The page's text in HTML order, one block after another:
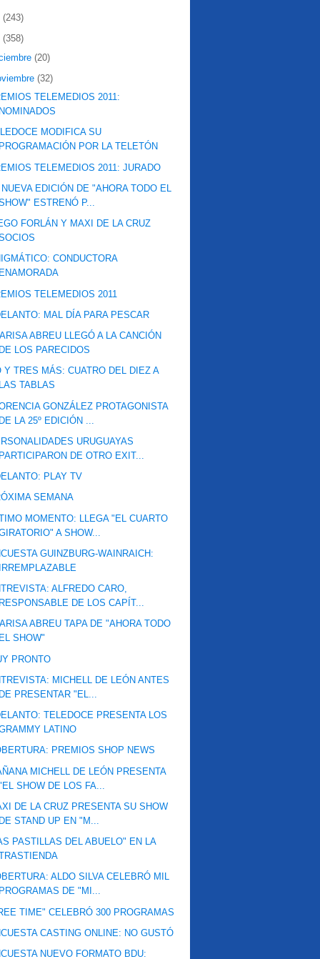
(243)
(358)
(20)
(32)
TELEMEDIOS 2011:
MODIFICA SU
POR LA TELETÓN
TELEMEDIOS 2011: JURADO
EDICIÓN DE "AHORA TODO EL
ESTRENÓ P...
FORLÁN Y MAXI DE LA CRUZ
CONDUCTORA
TELEMEDIOS 2011
MAL DÍA PARA PESCAR
ABREU LLEGÓ A LA CANCIÓN
LOS PARECIDOS
Y TRES MÁS: CUATRO DEL DIEZ A
TABLAS
GONZÁLEZ PROTAGONISTA
LA 25º EDICIÓN ...
URUGUAYAS
DE OTRO EXIT...
PLAY TV
SEMANA
MOMENTO: LLEGA "EL CUARTO
A SHOW...
GUINZBURG-WAINRAICH:
ALFREDO CARO,
DE LOS CAPÍT...
ABREU TAPA DE "AHORA TODO
SHOW"
PRONTO
MICHELL DE LEÓN ANTES
PRESENTAR "EL...
TELEDOCE PRESENTA LOS
LATINO
PREMIOS SHOP NEWS
MICHELL DE LEÓN PRESENTA
SHOW DE LOS FA...
DE LA CRUZ PRESENTA SU SHOW
STAND UP EN "M...
PASTILLAS DEL ABUELO" EN LA
ALDO SILVA CELEBRÓ MIL
DE "MI...
TIME" CELEBRÓ 300 PROGRAMAS
CASTING ONLINE: NO GUSTÓ
NUEVO FORMATO BDU: